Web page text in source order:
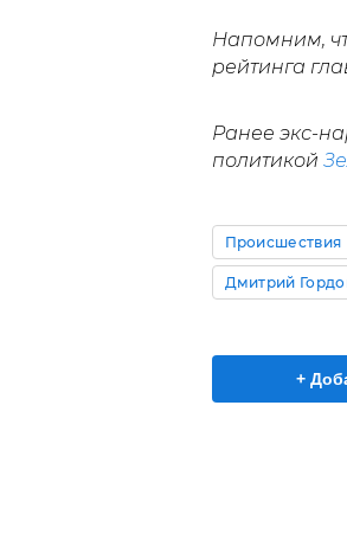
Напомним,
рейтинга
Ранее экс-
политикой
Происшествия
Дмитрий
+